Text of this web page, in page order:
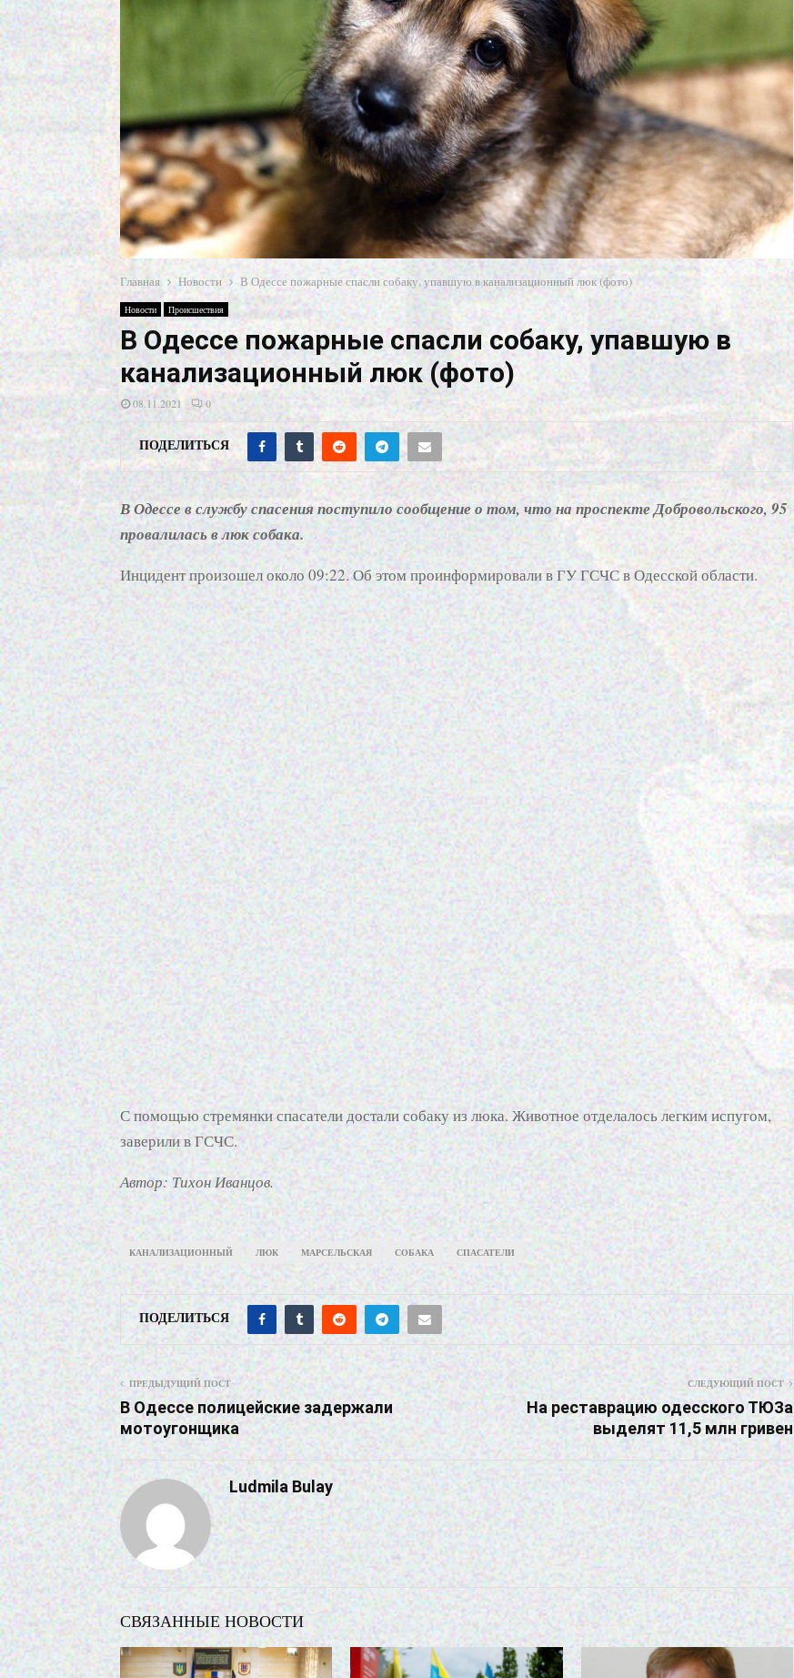
Главная Новости В Одессе пожарные спасли собаку, упавшую в канализационный люк (фото)
Новости Происшествия
В Одессе пожарные спасли собаку, упавшую в
канализационный люк (фото)
08.11.2021 0
ПОДЕЛИТЬСЯ
В Одессе в службу спасения поступило сообщение о том, что на проспекте Добровольского, 95
провалилась в люк собака.
Инцидент произошел около 09:22. Об этом проинформировали в ГУ ГСЧС в Одесской области.
С помощью стремянки спасатели достали собаку из люка. Животное отделалось легким испугом,
заверили в ГСЧС.
Автор: Тихон Иванцов.
КАНАЛИЗАЦИОННЫЙ ЛЮК МАРСЕЛЬСКАЯ СОБАКА СПАСАТЕЛИ
ПОДЕЛИТЬСЯ
ПРЕДЫДУЩИЙ ПОСТ
В Одессе полицейские задержали
мотоугонщика
СЛЕДУЮЩИЙ ПОСТ
На реставрацию одесского ТЮЗа
выделят 11,5 млн гривен
Ludmila Bulay
СВЯЗАННЫЕ НОВОСТИ